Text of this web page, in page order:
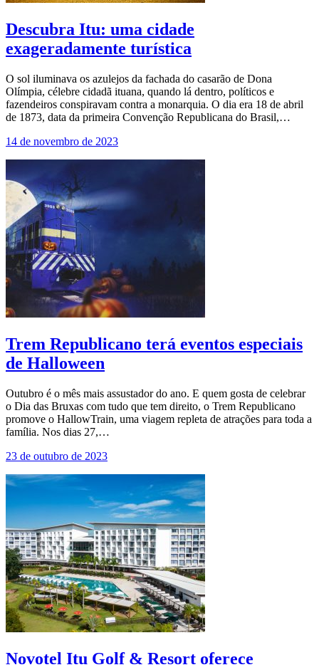
Descubra Itu: uma cidade
exageradamente turística
O sol iluminava os azulejos da fachada do casarão de Dona
Olímpia, célebre cidadã ituana, quando lá dentro, políticos e
fazendeiros conspiravam contra a monarquia. O dia era 18 de abril
de 1873, data da primeira Convenção Republicana do Brasil,…
14 de novembro de 2023
Trem Republicano terá eventos especiais
de Halloween
Outubro é o mês mais assustador do ano. E quem gosta de celebrar
o Dia das Bruxas com tudo que tem direito, o Trem Republicano
promove o HallowTrain, uma viagem repleta de atrações para toda a
família. Nos dias 27,…
23 de outubro de 2023
Novotel Itu Golf & Resort oferece